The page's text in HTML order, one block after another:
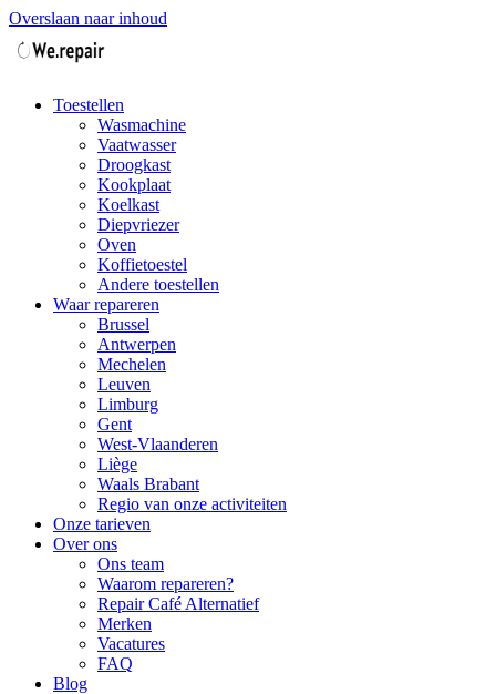
Overslaan naar inhoud
Toestellen
Wasmachine
Vaatwasser
Droogkast
Kookplaat
Koelkast
Diepvriezer
Oven
Koffietoestel
Andere toestellen
Waar repareren
Brussel
Antwerpen
Mechelen
Leuven
Limburg
Gent
West-Vlaanderen
Liège
Waals Brabant
Regio van onze activiteiten
Onze tarieven
Over ons
Ons team
Waarom repareren?
Repair Café Alternatief
Merken
Vacatures
FAQ
Blog